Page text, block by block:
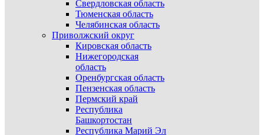
Свердловская область
Тюменская область
Челябинская область
Приволжский округ
Кировская область
Нижегородская
область
Оренбургская область
Пензенская область
Пермский край
Республика
Башкортостан
Республика Марий Эл